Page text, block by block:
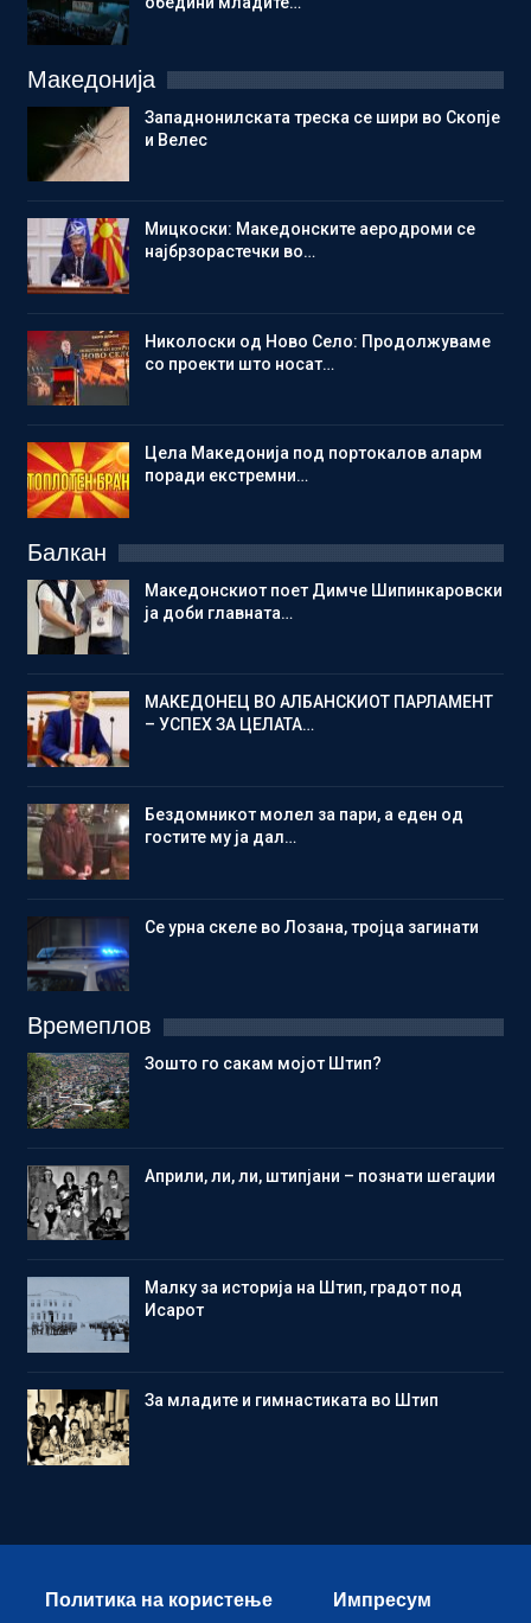
Македонија
Западнонилската треска се шири во Скопје
и Велес
Мицкоски: Македонските аеродроми се
најбрзорастечки во…
Николоски од Ново Село: Продолжуваме
со проекти што носат…
Цела Македонија под портокалов аларм
поради екстремни…
Балкан
Македонскиот поет Димче Шипинкаровски
ја доби главната…
МАКЕДОНЕЦ ВО АЛБАНСКИОТ ПАРЛАМЕНТ
– УСПЕХ ЗА ЦЕЛАТА…
Бездомникот молел за пари, а еден од
гостите му ја дал…
Се урна скеле во Лозана, тројца загинати
Времеплов
Зошто го сакам мојот Штип?
Aприли, ли, ли, штипјани – познати шегаџии
Малку за историја на Штип, градот под
Исарот
Зa младите и гимнастиката во Штип
Политика на користење Импресум